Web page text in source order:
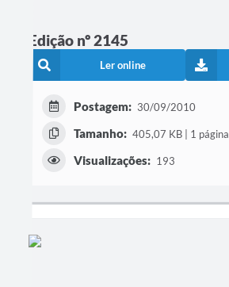
Edição nº 2145
Ler online
Postagem: 30/09/2010
Tamanho: 405,07 KB | 1 página
Visualizações: 193